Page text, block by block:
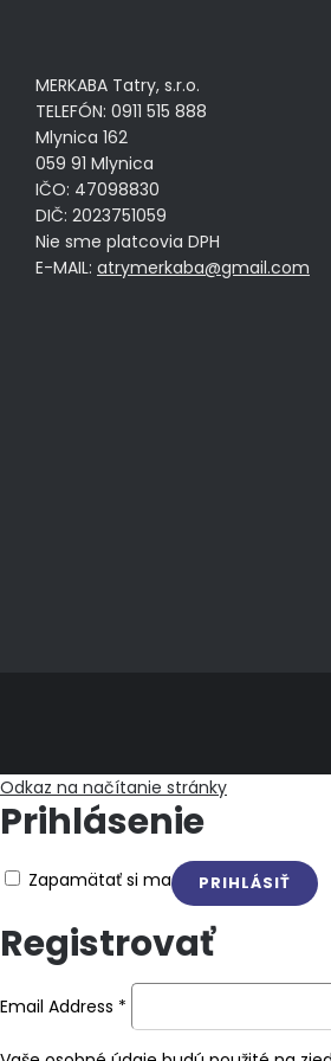
MERKABA Tatry, s.r.o.
TELEFÓN: 0911 515 888
Mlynica 162
059 91 Mlynica
IČO: 47098830
DIČ: 2023751059
Nie sme platcovia DPH
E-MAIL: atrymerkaba@gmail.com
Odkaz na načítanie stránky
Prihlásenie
Zapamätať si ma
Registrovať
Email Address *